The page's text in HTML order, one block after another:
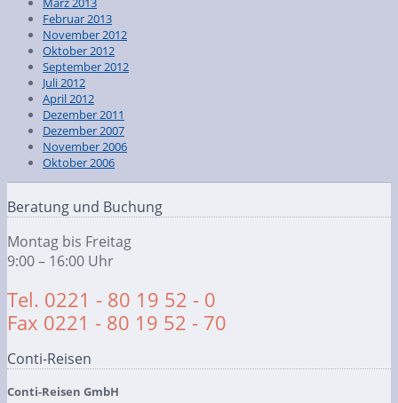
Februar 2013
November 2012
Oktober 2012
September 2012
Juli 2012
April 2012
Dezember 2011
Dezember 2007
November 2006
Oktober 2006
Beratung und Buchung
Montag bis Freitag
9:00 – 16:00 Uhr
Tel. 0221 - 80 19 52 - 0
Fax 0221 - 80 19 52 - 70
Conti-Reisen
Conti-Reisen GmbH